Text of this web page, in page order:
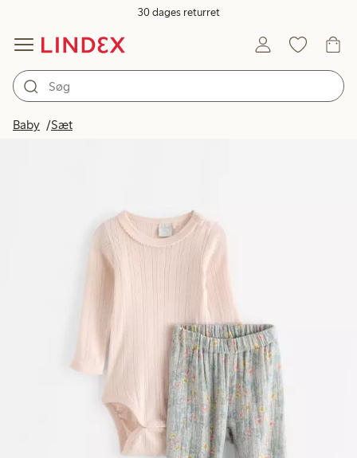
30 dages returret
Baby Sæt